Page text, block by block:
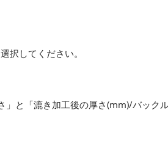
択してください。
と「漉き加工後の厚さ(mm)/バック